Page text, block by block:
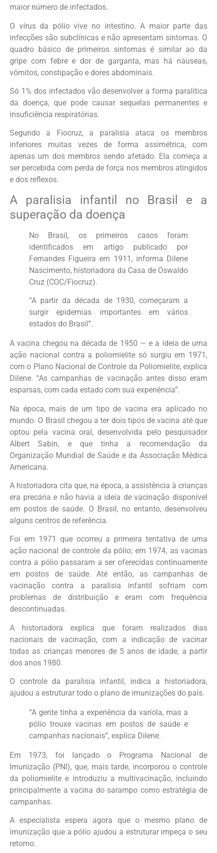
maior número de infectados.
O vírus da pólio vive no intestino. A maior parte das
infecções são subclínicas e não apresentam sintomas. O
quadro básico de primeiros sintomas é similar ao da
gripe com febre e dor de garganta, mas há náuseas,
vômitos, constipação e dores abdominais.
Só 1% dos infectados vão desenvolver a forma paralítica
da doença, que pode causar sequelas permanentes e
insuficiência respiratórias.
Segundo a Fiocruz, a paralisia ataca os membros
inferiores muitas vezes de forma assimétrica, com
apenas um dos membros sendo afetado. Ela começa a
ser percebida com perda de força nos membros atingidos
e dos reflexos.
A paralisia infantil no Brasil e a
superação da doença
No Brasil, os primeiros casos foram
identificados em artigo publicado por
Fernandes Figueira em 1911, informa Dilene
Nascimento, historiadora da Casa de Oswaldo
Cruz (COC/Fiocruz).
“A partir da década de 1930, começaram a
surgir epidemias importantes em vários
estados do Brasil”.
A vacina chegou na década de 1950 — e a ideia de uma
ação nacional contra a poliomielite só surgiu em 1971,
com o Plano Nacional de Controle da Poliomielite, explica
Dilene. “As campanhas de vacinação antes disso eram
esparsas, com cada estado com sua experiência”.
Na época, mais de um tipo de vacina era aplicado no
mundo. O Brasil chegou a ter dois tipos de vacina até que
optou pela vacina oral, desenvolvida pelo pesquisador
Albert Sabin, e que tinha a recomendação da
Organização Mundial de Saúde e da Associação Médica
Americana.
A historiadora cita que, na época, a assistência à crianças
era precária e não havia a ideia de vacinação disponível
em postos de saúde. O Brasil, no entanto, desenvolveu
alguns centros de referência.
Foi em 1971 que ocorreu a primeira tentativa de uma
ação nacional de controle da pólio; em 1974, as vacinas
contra a pólio passaram a ser oferecidas continuamente
em postos de saúde. Até então, as campanhas de
vacinação contra a paralisia infantil sofriam com
problemas de distribuição e eram com frequência
descontinuadas.
A historiadora explica que foram realizados dias
nacionais de vacinação, com a indicação de vacinar
todas as crianças menores de 5 anos de idade, a partir
dos anos 1980.
O controle da paralisia infantil, indica a historiadora,
ajudou a estruturar todo o plano de imunizações do país.
“A gente tinha a experiência da varíola, mas a
pólio trouxe vacinas em postos de saúde e
campanhas nacionais”, explica Dilene.
Em 1973, foi lançado o Programa Nacional de
Imunização (PNI), que, mais tarde, incorporou o controle
da poliomielite e introduziu a multivacinação, incluindo
principalmente a vacina do sarampo como estratégia de
campanhas.
A especialista espera agora que o mesmo plano de
imunização que a pólio ajudou a estruturar impeça o seu
retorno.